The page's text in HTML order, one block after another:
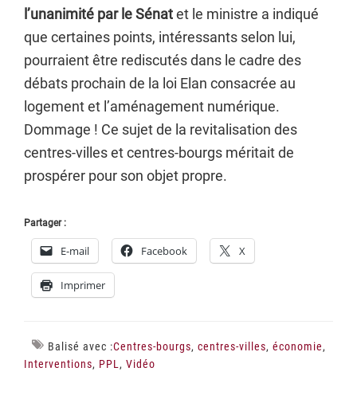
l’unanimité par le Sénatet le ministre a indiqué
que certaines points, intéressants selon lui,
pourraient être rediscutés dans le cadre des
débats prochain de la loi Elan consacrée au
logement et l’aménagement numérique.
Dommage ! Ce sujet de la revitalisation des
centres-villes et centres-bourgs méritait de
prospérer pour son objet propre.
Partager :
E-mail Facebook X
Imprimer
Balisé avec :Centres-bourgs, centres-villes, économie,
Interventions, PPL , Vidéo